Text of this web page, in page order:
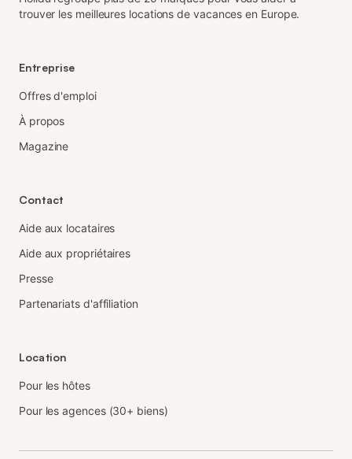
trouver les meilleures locations de vacances en Europe.
Entreprise
Offres d'emploi
À propos
Magazine
Contact
Aide aux locataires
Aide aux propriétaires
Presse
Partenariats d'affiliation
Location
Pour les hôtes
Pour les agences (30+ biens)